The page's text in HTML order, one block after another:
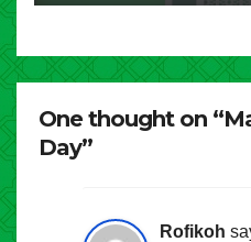
One thought on
Day”
Rofikoh